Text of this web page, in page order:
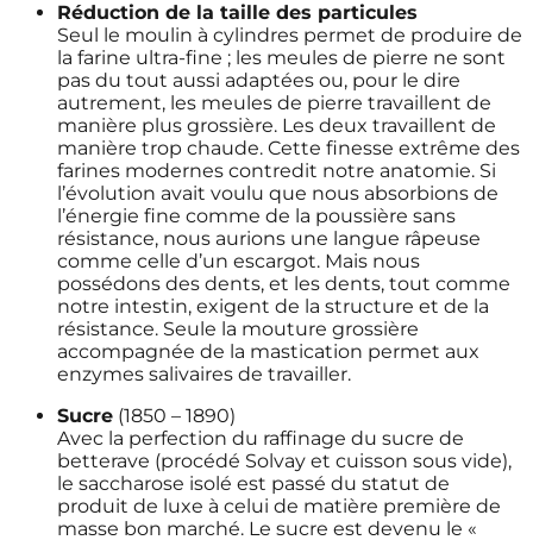
Réduction de la taille des particules
Seul le moulin à cylindres permet de produire de
la farine ultra-fine ; les meules de pierre ne sont
pas du tout aussi adaptées ou, pour le dire
autrement, les meules de pierre travaillent de
manière plus grossière. Les deux travaillent de
manière trop chaude. Cette finesse extrême des
farines modernes contredit notre anatomie. Si
l’évolution avait voulu que nous absorbions de
l’énergie fine comme de la poussière sans
résistance, nous aurions une langue râpeuse
comme celle d’un escargot. Mais nous
possédons des dents, et les dents, tout comme
notre intestin, exigent de la structure et de la
résistance. Seule la mouture grossière
accompagnée de la mastication permet aux
enzymes salivaires de travailler.
Sucre (1850 – 1890)
Avec la perfection du raffinage du sucre de
betterave (procédé Solvay et cuisson sous vide),
le saccharose isolé est passé du statut de
produit de luxe à celui de matière première de
masse bon marché. Le sucre est devenu le «